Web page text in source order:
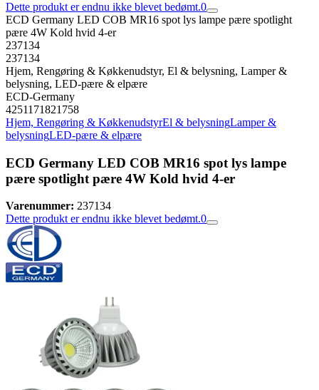
Dette produkt er endnu ikke blevet bedømt.0
ECD Germany LED COB MR16 spot lys lampe pære spotlight
pære 4W Kold hvid 4-er
237134
237134
Hjem, Rengøring & Køkkenudstyr, El & belysning, Lamper &
belysning, LED-pære & elpære
ECD-Germany
4251171821758
Hjem, Rengøring & KøkkenudstyrEl & belysningLamper &
belysningLED-pære & elpære
ECD Germany LED COB MR16 spot lys lampe
pære spotlight pære 4W Kold hvid 4-er
Varenummer: 237134
Dette produkt er endnu ikke blevet bedømt.0